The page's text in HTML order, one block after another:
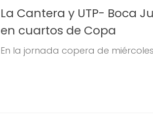
La Cantera y UTP- Boca
en cuartos de Copa
En la jornada copera de